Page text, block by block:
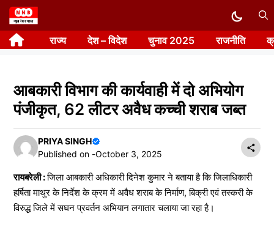
Skip
to
content राज्य देश – विदेश चुनाव 2025 राजनीति
आबकारी विभाग की कार्यवाही में दो अभियोग
पंजीकृत, 62 लीटर अवैध कच्ची शराब जब्त
PRIYA SINGH
Published on -October 3, 2025
रायबरेली :जिला आबकारी अधिकारी दिनेश कुमार ने बताया है कि जिलाधिकारी
हर्षिता माथुर के निर्देश के क्रम में अवैध शराब के निर्माण, बिक्री एवं तस्करी के
विरुद्ध जिले में सघन प्रवर्तन अभियान लगातार चलाया जा रहा है।